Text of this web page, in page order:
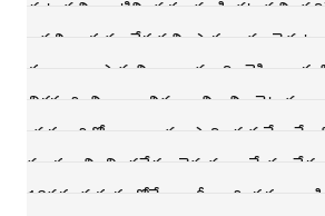
చుట్టుకుని,వాటిని నడు ముకి కట్టుకుని
ఆవలి ఒడ్డుకు చేరుకుని పాఠశాలకు
డబ్బులు ఇస్తామని చాలామంది చెప్పినా
తిరస్కరించి,ఆత్మాభిమానాన్ని
యస్ఫూర్తితో కార్యాలను
మాత్రం చింతించలేదు,వెనుకంజ వేయ
13వసంవత్సరంలోనే గాంధీ గారి